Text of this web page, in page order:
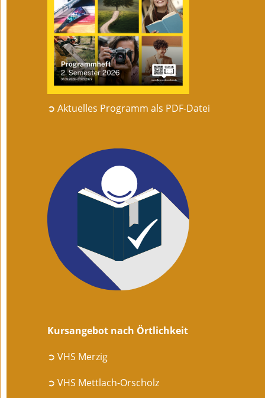
➲ Aktuelles Programm als PDF-Datei
Kursangebot nach Örtlichkeit
➲ VHS Merzig
➲ VHS Mettlach-Orscholz